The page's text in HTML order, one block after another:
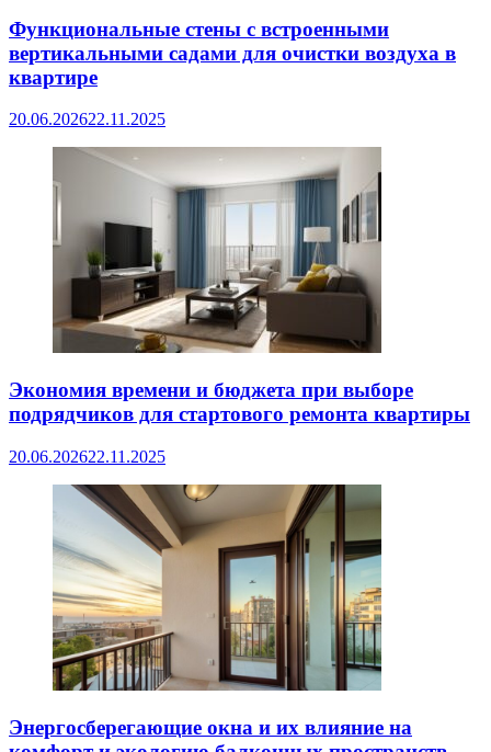
Функциональные стены с встроенными
вертикальными садами для очистки воздуха в
квартире
20.06.202622.11.2025
Экономия времени и бюджета при выборе
подрядчиков для стартового ремонта квартиры
20.06.202622.11.2025
Энергосберегающие окна и их влияние на